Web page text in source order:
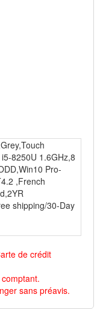
8250U 1.6GHz,8
Pro-
,French
shipping/30-Day
de crédit
sans préavis.